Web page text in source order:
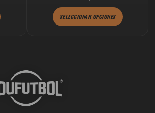
SELECCIONAR OPCIONES
de
producto